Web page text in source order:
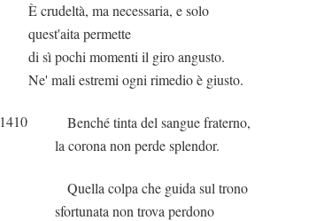
È crudeltà, ma necessaria, e solo
quest'aita permette
di sì pochi momenti il giro angusto.
Ne' mali estremi ogni rimedio è giusto.
1410
Benché tinta del sangue fraterno,
la corona non perde splendor.
Quella colpa che guida sul trono
sfortunata non trova perdono